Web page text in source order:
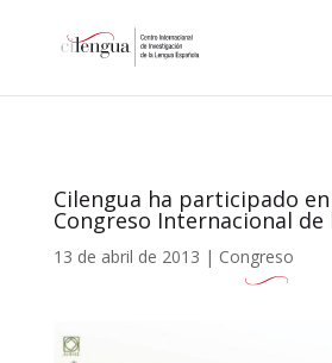
Cilengua ha participado en
Congreso Internacional de
13 de abril de 2013 | Congreso